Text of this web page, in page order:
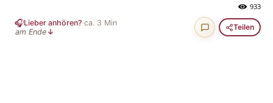
933
🎧Lieber anhören?·ca. 3 Min
am Ende ↓
Teilen